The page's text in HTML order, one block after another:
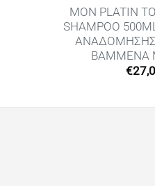
MON PLATIN
SHAMPOO
ΑΝΑΔΟΜΗΣΗΣ
ΒΑΜΜΕΝΑ
€